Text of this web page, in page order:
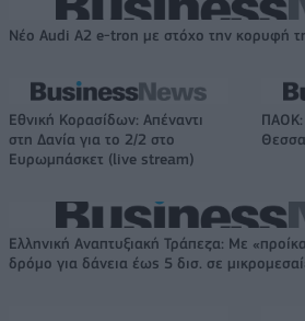
Νέο Audi A2 e-tron με στόχο την κορυφή
Εθνική Κορασίδων: Απέναντι
στη Δανία για το 2/2 στο
Ευρωμπάσκετ (live stream)
ΠΑΟΚ:
Ελληνική Αναπτυξιακή Τράπεζα: Με
δρόμο για δάνεια έως 5 δισ. σε